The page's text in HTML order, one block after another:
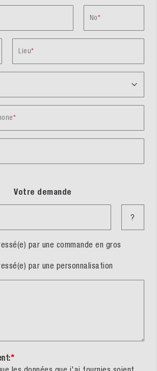
No
Lieu
Votre demande
?
par une commande en gros
par une personnalisation
*